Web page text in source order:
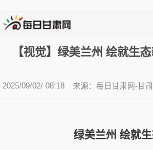
【视觉】绿美兰州 绘就生
2025/09/02/ 08:18 来源：每日甘肃网-甘
绿美兰州 绘就